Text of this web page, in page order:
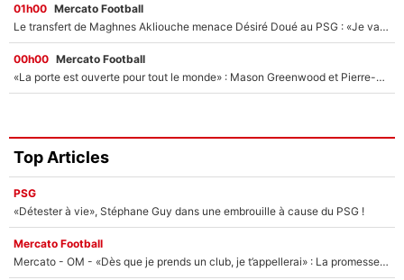
01h00 Mercato Football
Le transfert de Maghnes Akliouche menace Désiré Doué au PSG : «Je valide à 200%»
00h00 Mercato Football
«La porte est ouverte pour tout le monde» : Mason Greenwood et Pierre-Emerick Aubameyang ont quitté l'OM, Amine Gouiri balance sur la suite du mercato et sur la réaction du vestiaire !
Top Articles
PSG
«Détester à vie», Stéphane Guy dans une embrouille à cause du PSG !
Mercato Football
Mercato - OM - «Dès que je prends un club, je t’appellerai» : La promesse de Marcelino au moment de claquer la porte